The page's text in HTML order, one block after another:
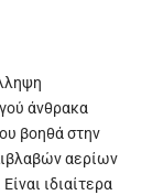
άνθρακα
βοηθά στην
αερίων
ιδιαίτερα